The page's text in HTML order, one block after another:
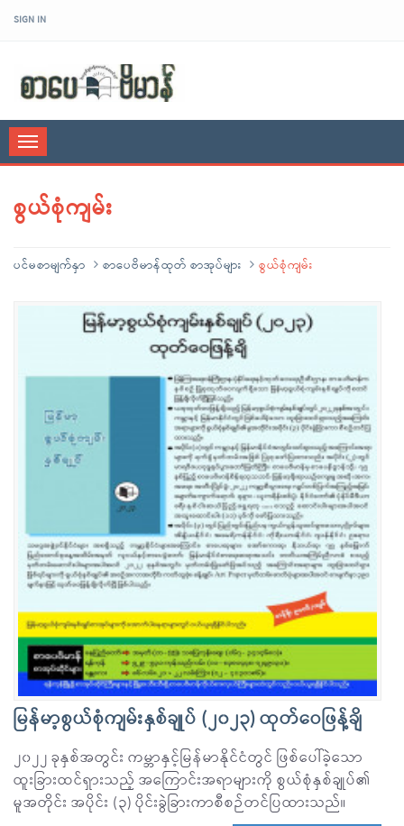
SIGN IN
Toggle
navigation
စွယ်စုံကျမ်း
ပင်မစာမျက်နှာ စာပေဗိမာန်ထုတ် စာအုပ်များ စွယ်စုံကျမ်း
မြန်မာ့စွယ်စုံကျမ်းနှစ်ချုပ် (၂၀၂၃) ထုတ်ဝေဖြန့်ချိ
၂၀၂၂ ခုနှစ်အတွင်း ကမ္ဘာနှင့်မြန်မာနိုင်ငံတွင် ဖြစ်ပေါ်ခဲ့သော
ထူးခြားထင်ရှားသည့် အကြောင်းအရာများကို စွယ်စုံနှစ်ချုပ်၏
မူအတိုင်း အပိုင်း (၃) ပိုင်းခွဲခြားကာစီစဉ်တင်ပြထားသည်။